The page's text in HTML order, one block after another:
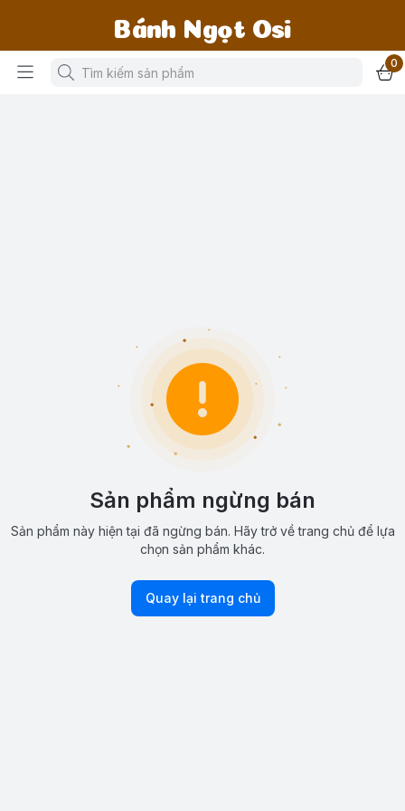
Bánh Ngọt Osi
0
Sản phẩm ngừng bán
Sản phẩm này hiện tại đã ngừng bán. Hãy trở về trang chủ để lựa
chọn sản phẩm khác.
Quay lại trang chủ